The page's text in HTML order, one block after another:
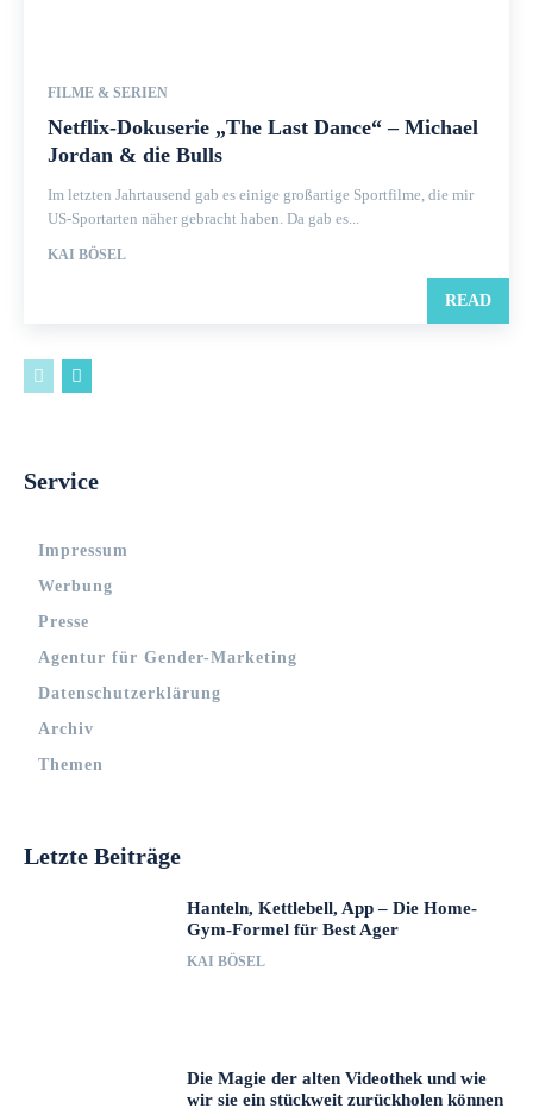
FILME & SERIEN
Netflix-Dokuserie „The Last Dance“ – Michael
Jordan & die Bulls
Im letzten Jahrtausend gab es einige großartige Sportfilme, die mir
US-Sportarten näher gebracht haben. Da gab es...
KAI BÖSEL
READ
Service
Impressum
Werbung
Presse
Agentur für Gender-Marketing
Datenschutzerklärung
Archiv
Themen
Letzte Beiträge
Hanteln, Kettlebell, App – Die Home-
Gym-Formel für Best Ager
KAI BÖSEL
Die Magie der alten Videothek und wie
wir sie ein stückweit zurückholen können